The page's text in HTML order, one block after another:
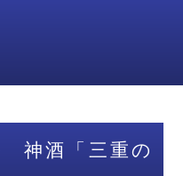
神酒「三重の